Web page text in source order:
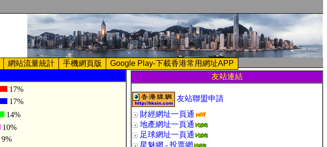
網站流量統計 手機網頁版 Google Play-下載香港常用網址APP
17%
17%
14%
10%
9%
友站連結
友站聯盟申請
財經網址一頁通
地產網址一頁通
足球網址一頁通
星魅網 - 投票網